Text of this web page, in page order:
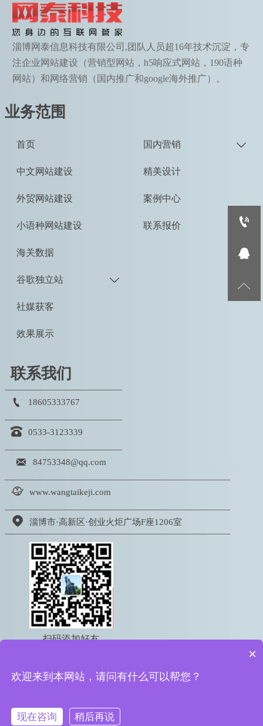
淄博网泰信息科技有限公司,团队人员超16年技术沉淀，专
注企业网站建设（营销型网站，h5响应式网站，190语种
网站）和网络营销（国内推广和google海外推广）。
业务范围
首页
中文网站建设
外贸网站建设
小语种网站建设
海关数据
谷歌独立站 
社媒获客
效果展示
国内营销 
精美设计
案例中心
联系报价
联系我们
 18605333767
 0533-3123339
 84753348@qq.com
 www.wangtaikeji.com
 淄博市·高新区·创业火炬广场F座1206室
扫码添加好友
鲁公网安备 37039002000615号



×
欢迎来到本网站，请问有什么可以帮您？
现在咨询 稍后再说